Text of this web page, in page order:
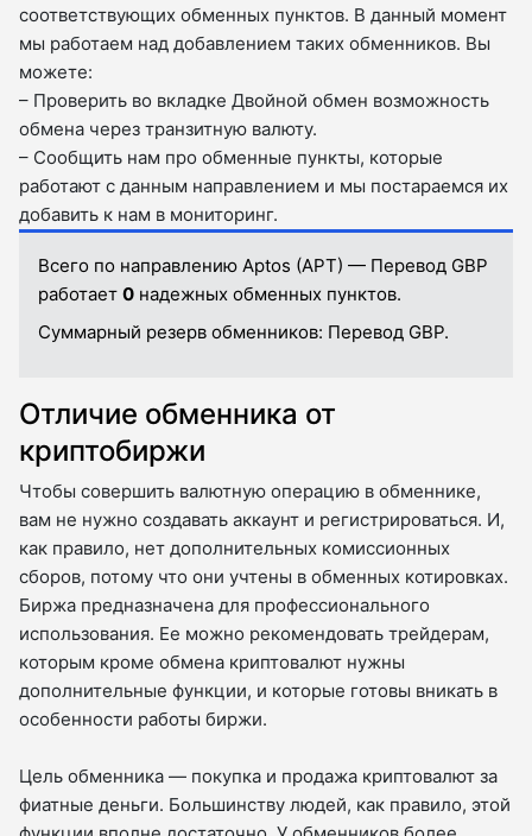
соответствующих обменных пунктов. В данный момент
мы работаем над добавлением таких обменников. Вы
можете:
– Проверить во вкладкe Двойной обмен возможность
обмена через транзитную валюту.
– Сообщить нам про обменные пункты, которые
работают с данным направлением и мы постараемся их
добавить к нам в мониторинг.
Всего по направлению Aptos (APT) — Перевод GBP
работает 0 надежных обменных пунктов.
Суммарный резерв обменников: Перевод GBP.
Отличие обменника от
криптобиржи
Чтобы совершить валютную операцию в обменнике,
вам не нужно создавать аккаунт и регистрироваться. И,
как правило, нет дополнительных комиссионных
сборов, потому что они учтены в обменных котировках.
Биржа предназначена для профессионального
использования. Ее можно рекомендовать трейдерам,
которым кроме обмена криптовалют нужны
дополнительные функции, и которые готовы вникать в
особенности работы биржи.
Цель обменника — покупка и продажа криптовалют за
фиатные деньги. Большинству людей, как правило, этой